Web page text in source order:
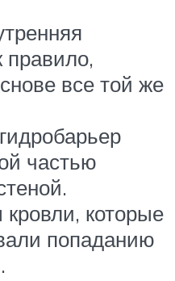
правило,
все той же
частью
которые
попаданию